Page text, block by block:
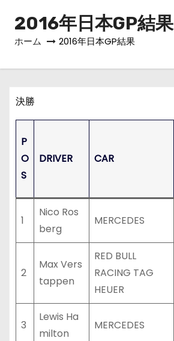
2016年日本GP結果
ホーム 2016年日本GP結果
決勝
P
O
S
DRIVER CAR
1
Nico Ros
berg
MERCEDES
2
Max Vers
tappen
RED BULL
RACING TAG
HEUER
3
Lewis Ha
milton
MERCEDES